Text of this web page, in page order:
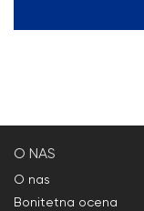
O NAS
O nas
Bonitetna ocena